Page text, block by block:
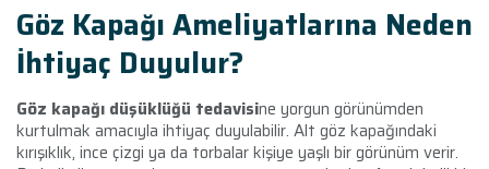
Göz Kapağı Ameliyatlarına Neden
İhtiyaç Duyulur?
Göz kapağı düşüklüğü tedavisine yorgun görünümden
kurtulmak amacıyla ihtiyaç duyulabilir. Alt göz kapağındaki
kırışıklık, ince çizgi ya da torbalar kişiye yaşlı bir görünüm verir.